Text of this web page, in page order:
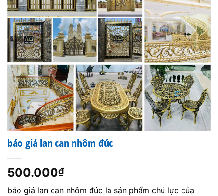
báo giá lan can nhôm đúc
500.000₫
báo giá lan can nhôm đúc là sản phẩm chủ lực của